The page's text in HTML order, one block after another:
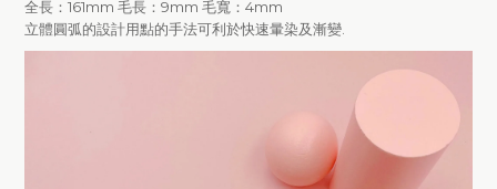
全長：161mm 毛長：9mm 毛寬：4mm
立體圓弧的設計用點的手法可利於快速暈染及漸變.